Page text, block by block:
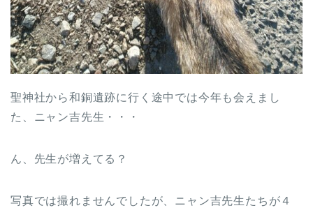
聖神社から和銅遺跡に行く途中では今年も会えまし
た、ニャン吉先生・・・
ん、先生が増えてる？
写真では撮れませんでしたが、ニャン吉先生たちが４